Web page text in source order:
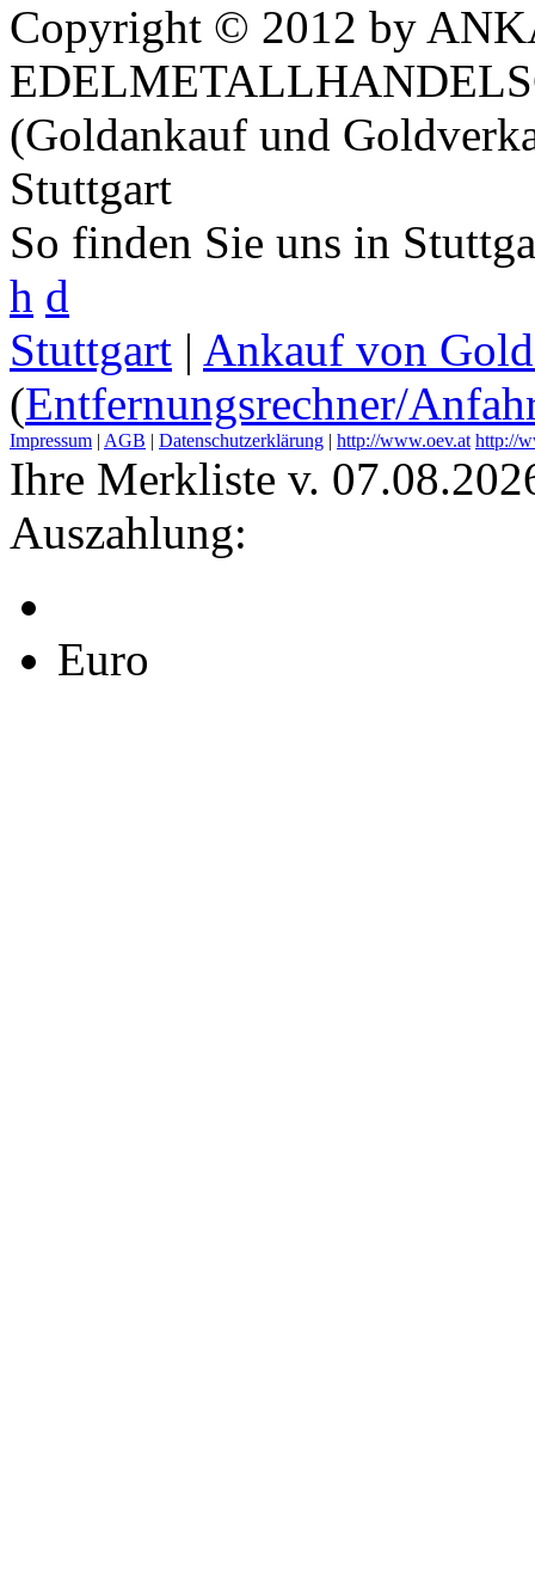
Copyright © 2012 by
(Goldankauf und
Stuttgart
So finden Sie uns in
h d
Stuttgart | Ankauf von
(Entfernungsrechner/
Impressum | AGB | Datenschutzerklärung | http://www.oev.at http://
Ihre Merkliste v.
Auszahlung:
Euro